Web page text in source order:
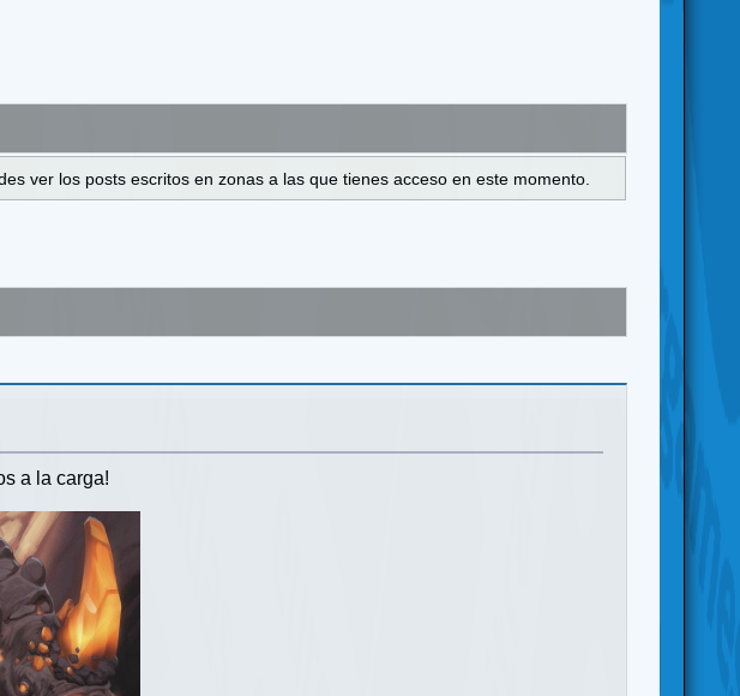
ver los posts escritos en zonas a las que tienes acceso en este momento.
a la carga!